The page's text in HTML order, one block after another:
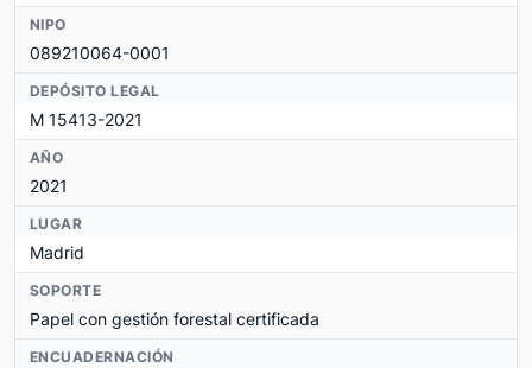
NIPO
089210064-0001
DEPÓSITO LEGAL
M 15413-2021
AÑO
2021
LUGAR
Madrid
SOPORTE
Papel con gestión forestal certificada
ENCUADERNACIÓN